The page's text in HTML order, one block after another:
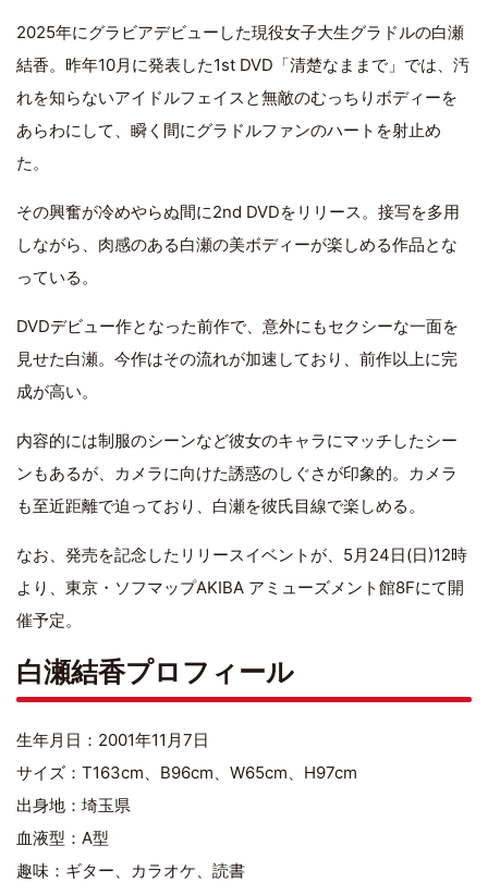
2025年にグラビアデビューした現役女子大生グラドルの白瀬
結香。昨年10月に発表した1st DVD「清楚なままで」では、汚
れを知らないアイドルフェイスと無敵のむっちりボディーを
あらわにして、瞬く間にグラドルファンのハートを射止め
た。
その興奮が冷めやらぬ間に2nd DVDをリリース。接写を多用
しながら、肉感のある白瀬の美ボディーが楽しめる作品とな
っている。
DVDデビュー作となった前作で、意外にもセクシーな一面を
見せた白瀬。今作はその流れが加速しており、前作以上に完
成が高い。
内容的には制服のシーンなど彼女のキャラにマッチしたシー
ンもあるが、カメラに向けた誘惑のしぐさが印象的。カメラ
も至近距離で迫っており、白瀬を彼氏目線で楽しめる。
なお、発売を記念したリリースイベントが、5月24日(日)12時
より、東京・ソフマップAKIBA アミューズメント館8Fにて開
催予定。
白瀬結香プロフィール
生年月日：2001年11月7日
サイズ：T163cm、B96cm、W65cm、H97cm
出身地：埼玉県
血液型：A型
趣味：ギター、カラオケ、読書